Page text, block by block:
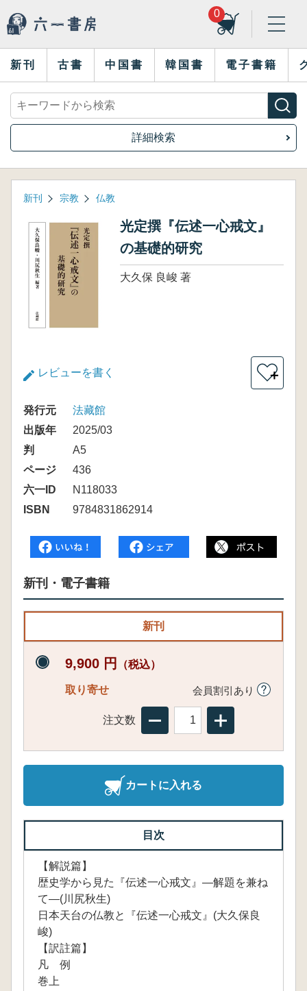
0
新刊 古書 中国書 韓国書 電子書籍
詳細検索
新刊 宗教 仏教
光定撰『伝述一心戒文』
の基礎的研究
大久保 良峻 著
レビューを書く ＋
発行元
法藏館
出版年
2025/03
判
A5
ページ
436
六一ID
N118033
ISBN
9784831862914
新刊・電子書籍
新刊
9,900 円 （税込）
取り寄せ 会員割引あり
注文数
カートに入れる
目次
【解説篇】
歴史学から見た『伝述一心戒文』―解題を兼ね
て―(川尻秋生)
日本天台の仏教と『伝述一心戒文』(大久保良
峻)
【訳註篇】
凡 例
巻上